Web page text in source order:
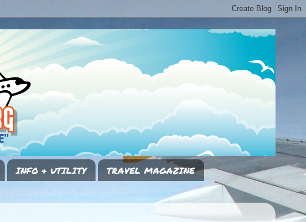
INFO & UTILITY
TRAVEL MAGAZINE